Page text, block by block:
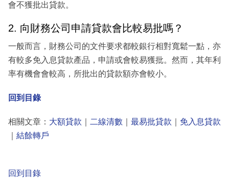
會不獲批出貸款。
2. 向財務公司申請貸款會比較易批嗎？
一般而言，財務公司的文件要求都較銀行相對寬鬆一點，亦
有較多免入息貸款產品，申請或會較易獲批。然而，其年利
率有機會會較高，所批出的貸款額亦會較小。
回到目錄
相關文章： 大額貸款 二線清數 最易批貸款
免入息貸款
結餘轉戶
回到目錄